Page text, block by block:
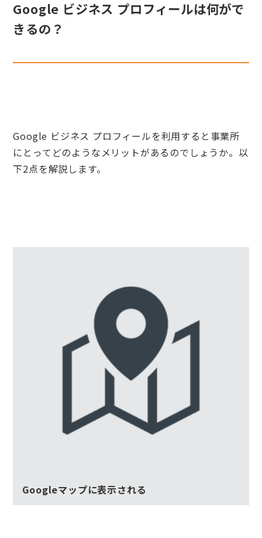
Google ビジネス プロフィールは何がで
きるの？
Google ビジネス プロフィールを利用すると事業所
にとってどのようなメリットがあるのでしょうか。以
下2点を解説します。
Googleマップに表示される